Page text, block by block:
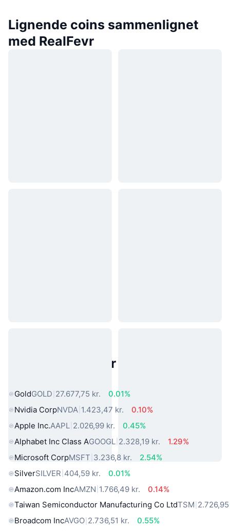
Lignende coins sammenlignet
med RealFevr
Populære aktiver fra den virkelige
GoldGOLD 27.677,75 kr.
0.01%
Nvidia CorpNVDA 1.423,47 kr.
0.10%
Apple Inc.AAPL 2.026,99 kr.
0.45%
Alphabet Inc Class AGOOGL 2.328,19 kr.
1.29%
Microsoft CorpMSFT 3.236,8 kr.
2.54%
SilverSILVER 404,59 kr.
0.01%
Amazon.com IncAMZN 1.766,49 kr.
0.14%
Taiwan Semiconductor Manufacturing Co LtdTSM
Broadcom IncAVGO 2.736,51 kr.
0.55%